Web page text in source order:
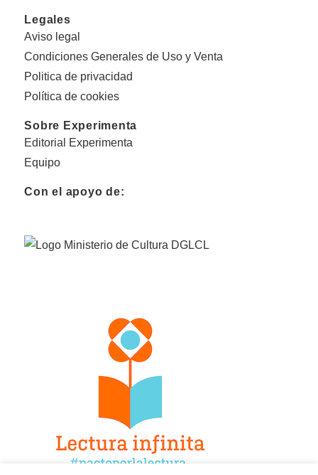
Legales
Aviso legal
Condiciones Generales de Uso y Venta
Politica de privacidad
Política de cookies
Sobre Experimenta
Editorial Experimenta
Equipo
Con el apoyo de: